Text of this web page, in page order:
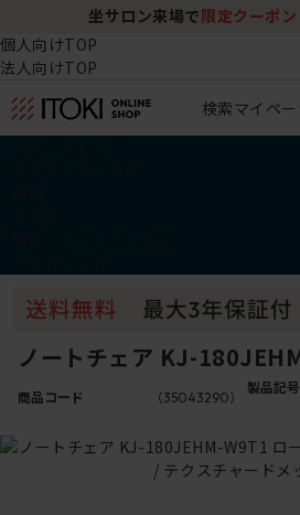
坐サロン来場で 限定クーポン
個人向けTOP
法人向けTOP
検索マイペ
ノートチェア KJ-
商品コード （35043290）
製品記号